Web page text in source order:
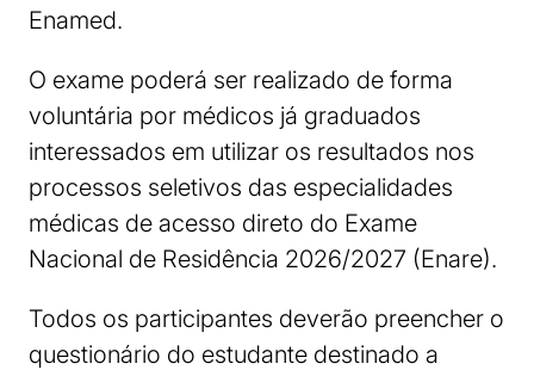
Enamed.
O exame poderá ser realizado de forma
voluntária por médicos já graduados
interessados em utilizar os resultados nos
processos seletivos das especialidades
médicas de acesso direto do Exame
Nacional de Residência 2026/2027 (Enare).
Todos os participantes deverão preencher o
questionário do estudante destinado a